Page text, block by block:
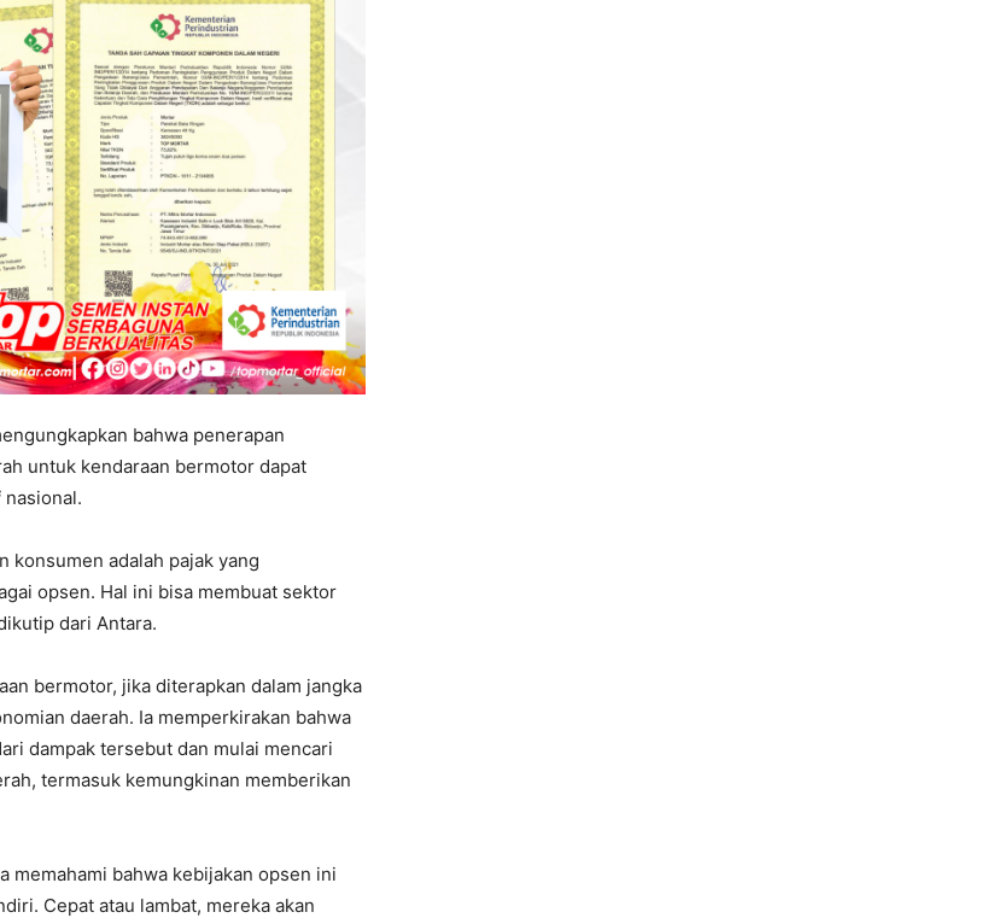
bahwa penerapan
untuk kendaraan bermotor dapat
nasional.
konsumen adalah pajak yang
opsen. Hal ini bisa membuat sektor
dari Antara.
bermotor, jika diterapkan dalam jangka
daerah. Ia memperkirakan bahwa
dampak tersebut dan mulai mencari
termasuk kemungkinan memberikan
memahami bahwa kebijakan opsen ini
Cepat atau lambat, mereka akan